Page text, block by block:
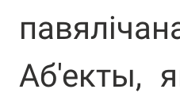
Аб'екты,